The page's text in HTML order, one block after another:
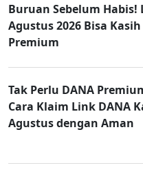
Buruan Sebelum Habis!
Agustus 2026 Bisa
Premium
Tak Perlu DANA
Cara Klaim Link DANA
Agustus dengan Aman